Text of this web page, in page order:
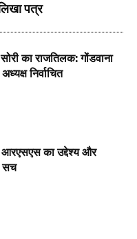
पत्र
का राजतिलक: गोंडवाना
निर्वाचित
आरएसएस का उद्देश्य और
सच